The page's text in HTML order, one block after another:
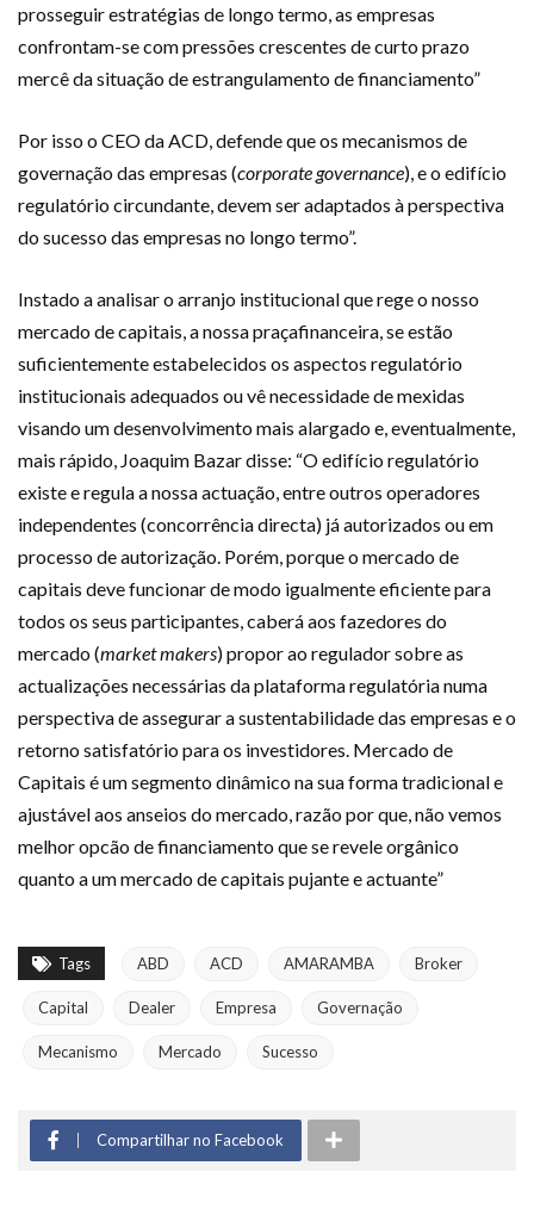
prosseguir estratégias de longo termo, as empresas
confrontam-se com pressões crescentes de curto prazo
mercê da situação de estrangulamento de financiamento”
Por isso o CEO da ACD, defende que os mecanismos de
governação das empresas (corporate governance), e o edifício
regulatório circundante, devem ser adaptados à perspectiva
do sucesso das empresas no longo termo”.
Instado a analisar o arranjo institucional que rege o nosso
mercado de capitais, a nossa praçafinanceira, se estão
suficientemente estabelecidos os aspectos regulatório
institucionais adequados ou vê necessidade de mexidas
visando um desenvolvimento mais alargado e, eventualmente,
mais rápido, Joaquim Bazar disse: “O edifício regulatório
existe e regula a nossa actuação, entre outros operadores
independentes (concorrência directa) já autorizados ou em
processo de autorização. Porém, porque o mercado de
capitais deve funcionar de modo igualmente eficiente para
todos os seus participantes, caberá aos fazedores do
mercado (market makers) propor ao regulador sobre as
actualizações necessárias da plataforma regulatória numa
perspectiva de assegurar a sustentabilidade das empresas e o
retorno satisfatório para os investidores. Mercado de
Capitais é um segmento dinâmico na sua forma tradicional e
ajustável aos anseios do mercado, razão por que, não vemos
melhor opcão de financiamento que se revele orgânico
quanto a um mercado de capitais pujante e actuante”
Tags ABD ACD AMARAMBA Broker
Capital Dealer Empresa Governação
Mecanismo Mercado Sucesso
Compartilhar no Facebook